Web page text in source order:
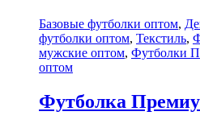
Базовые футболки оптом,
футболки оптом, Текстиль,
мужские оптом, Футболки
оптом
Футболка